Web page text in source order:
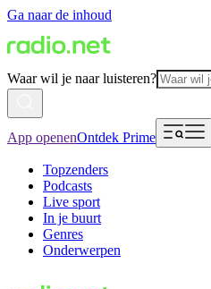
Ga naar de inhoud
Waar wil je naar luisteren?
App openenOntdek Prime
Topzenders
Podcasts
Live sport
In je buurt
Genres
Onderwerpen